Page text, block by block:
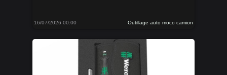
16/07/2026 00:00 Outillage auto moco camion